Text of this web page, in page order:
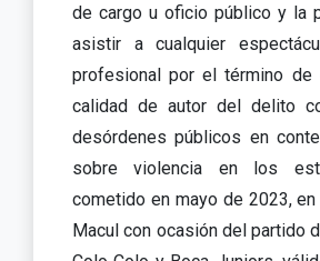
de cargo u oficio público y la
asistir a cualquier
profesional por el término de
calidad de autor del delito
desórdenes públicos en
sobre violencia en los
cometido en mayo de 2023,
Macul con ocasión del partido